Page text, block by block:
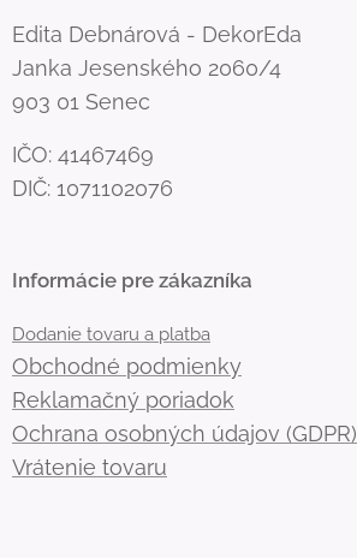
Edita Debnárová - DekorEda
Janka Jesenského 2060/4
903 01 Senec
IČO: 41467469
DIČ: 1071102076
Informácie pre zákazníka
Dodanie tovaru a platba
Obchodné podmienky
Reklamačný poriadok
Ochrana osobných údajov (GDPR)
Vrátenie tovaru